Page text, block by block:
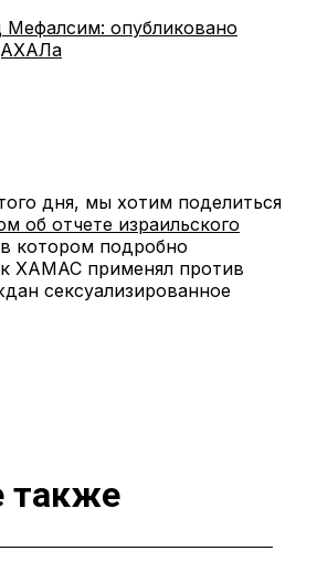
Мефалсим: опубликовано
дня, мы хотим поделиться
об отчете израильского
котором подробно
ХАМАС применял против
сексуализированное
также